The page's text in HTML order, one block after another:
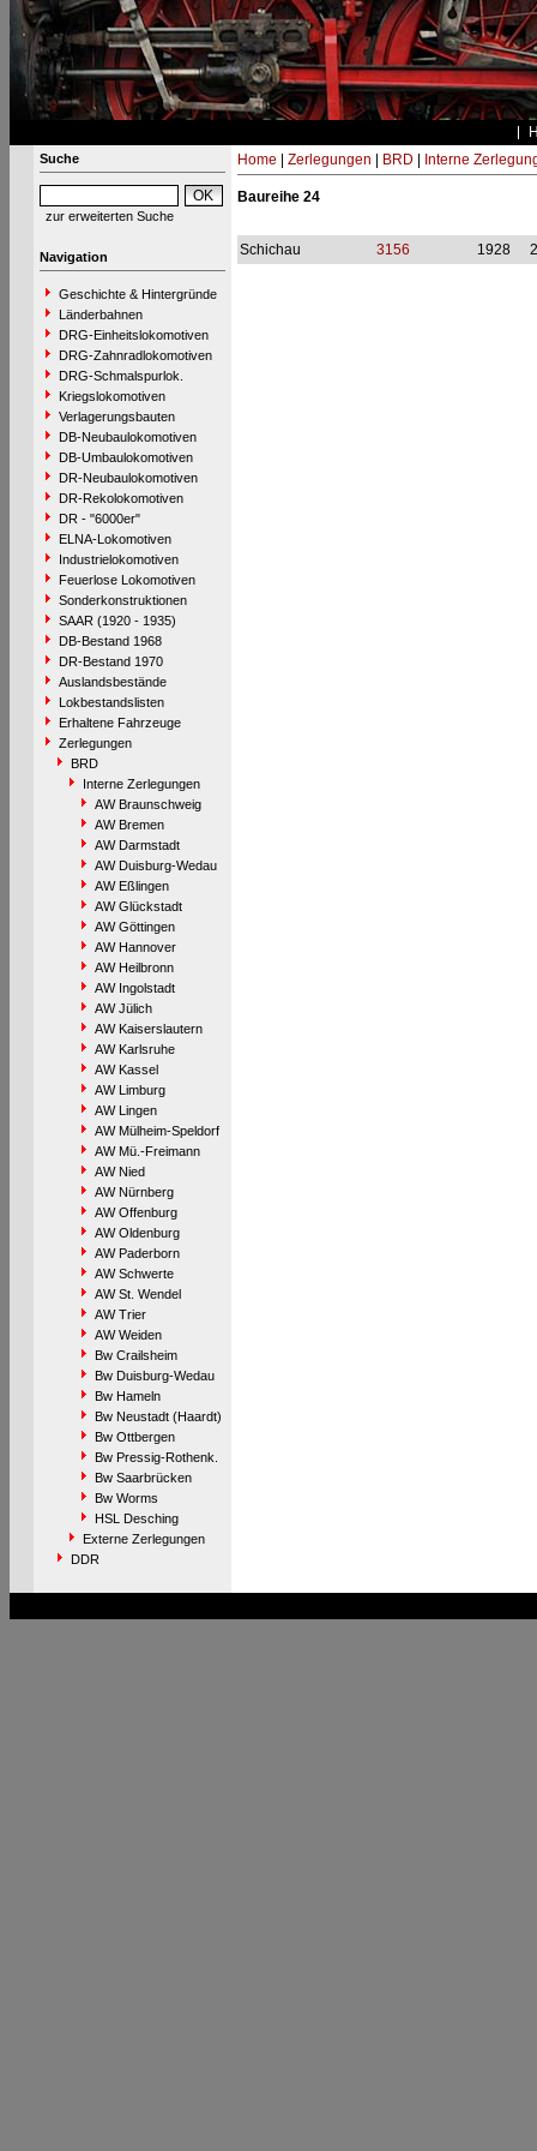
Suche
zur erweiterten Suche
Navigation
Geschichte & Hintergründe
Länderbahnen
DRG-Einheitslokomotiven
DRG-Zahnradlokomotiven
DRG-Schmalspurlok.
Kriegslokomotiven
Verlagerungsbauten
DB-Neubaulokomotiven
DB-Umbaulokomotiven
DR-Neubaulokomotiven
DR-Rekolokomotiven
DR - "6000er"
ELNA-Lokomotiven
Industrielokomotiven
Feuerlose Lokomotiven
Sonderkonstruktionen
SAAR (1920 - 1935)
DB-Bestand 1968
DR-Bestand 1970
Auslandsbestände
Lokbestandslisten
Erhaltene Fahrzeuge
Zerlegungen
BRD
Interne Zerlegungen
AW Braunschweig
AW Bremen
AW Darmstadt
AW Duisburg-Wedau
AW Eßlingen
AW Glückstadt
AW Göttingen
AW Hannover
AW Heilbronn
AW Ingolstadt
AW Jülich
AW Kaiserslautern
AW Karlsruhe
AW Kassel
AW Limburg
AW Lingen
AW Mülheim-Speldorf
AW Mü.-Freimann
AW Nied
AW Nürnberg
AW Offenburg
AW Oldenburg
AW Paderborn
AW Schwerte
AW St. Wendel
AW Trier
AW Weiden
Bw Crailsheim
Bw Duisburg-Wedau
Bw Hameln
Bw Neustadt (Haardt)
Bw Ottbergen
Bw Pressig-Rothenk.
Bw Saarbrücken
Bw Worms
HSL Desching
Externe Zerlegungen
DDR
Home Zerlegungen BRD Interne
Baureihe 24
Schichau 3156 1928